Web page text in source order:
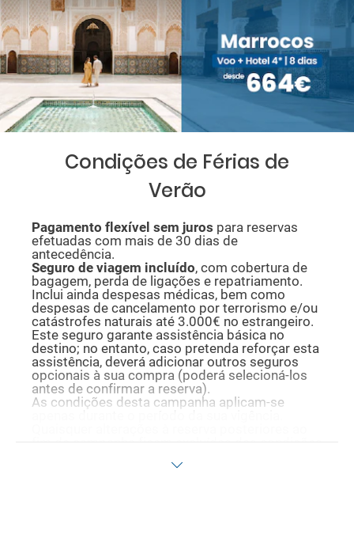
Condições de Férias de
Verão
Pagamento flexível sem juros para reservas
efetuadas com mais de 30 dias de
antecedência.
Seguro de viagem incluído, com cobertura de
bagagem, perda de ligações e repatriamento.
Inclui ainda despesas médicas, bem como
despesas de cancelamento por terrorismo e/ou
catástrofes naturais até 3.000€ no estrangeiro.
Este seguro garante assistência básica no
destino; no entanto, caso pretenda reforçar esta
assistência, deverá adicionar outros seguros
opcionais à sua compra (poderá selecioná-los
antes de confirmar a reserva).
As condições desta campanha aplicam-se
Desconto não acumulável.